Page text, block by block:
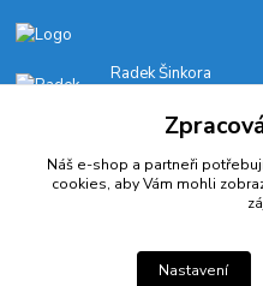
Radek Šinkora
E-SHOP: Po-Pá, 8-17
cyklobikesport@seznam.cz
Náš e-shop a partneři
cookies, aby Vám mohli
Nastavení